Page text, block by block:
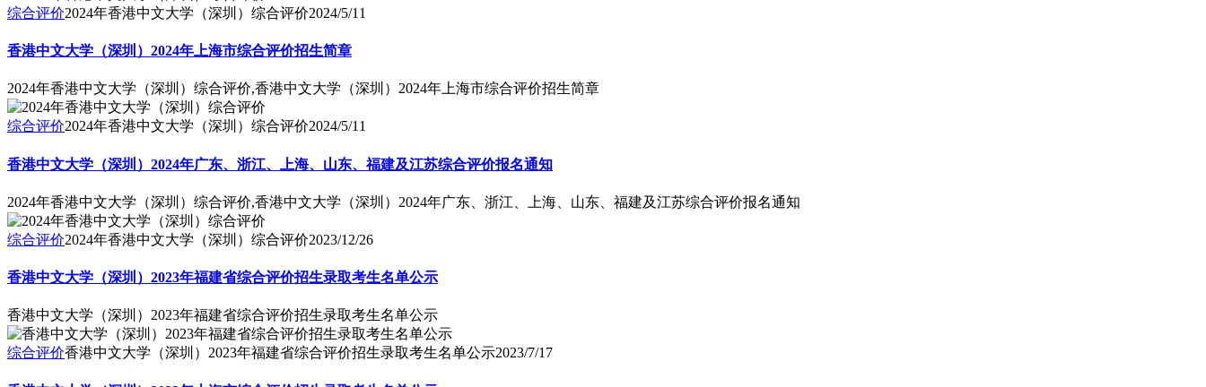
综合评价2024年香港中文大学（深圳）综合评价2024/5/11
香港中文大学（深圳）2024年上海市综合评价招生简章
2024年香港中文大学（深圳）综合评价,香港中文大学（深圳）2024年上海市综合评价招生简章
综合评价2024年香港中文大学（深圳）综合评价2024/5/11
香港中文大学（深圳）2024年广东、浙江、上海、山东、福建及江苏综合评价报名通知
2024年香港中文大学（深圳）综合评价,香港中文大学（深圳）2024年广东、浙江、上海、山东、福建及江苏综合评价报名通知
综合评价2024年香港中文大学（深圳）综合评价2023/12/26
香港中文大学（深圳）2023年福建省综合评价招生录取考生名单公示
香港中文大学（深圳）2023年福建省综合评价招生录取考生名单公示
综合评价香港中文大学（深圳）2023年福建省综合评价招生录取考生名单公示2023/7/17